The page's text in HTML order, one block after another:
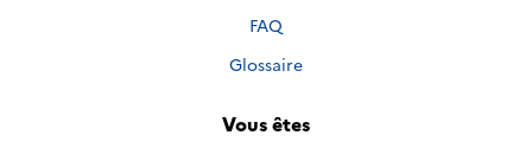
FAQ
Glossaire
Vous êtes